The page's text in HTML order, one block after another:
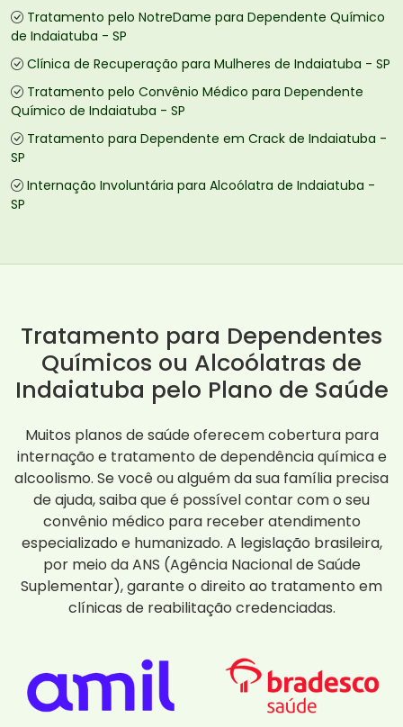
Tratamento pelo NotreDame para Dependente Químico
de Indaiatuba - SP
Clínica de Recuperação para Mulheres de Indaiatuba - SP
Tratamento pelo Convênio Médico para Dependente
Químico de Indaiatuba - SP
Tratamento para Dependente em Crack de Indaiatuba -
SP
Internação Involuntária para Alcoólatra de Indaiatuba -
SP
Tratamento para Dependentes
Químicos ou Alcoólatras de
Indaiatuba pelo Plano de Saúde
Muitos planos de saúde oferecem cobertura para
internação e tratamento de dependência química e
alcoolismo. Se você ou alguém da sua família precisa
de ajuda, saiba que é possível contar com o seu
convênio médico para receber atendimento
especializado e humanizado. A legislação brasileira,
por meio da ANS (Agência Nacional de Saúde
Suplementar), garante o direito ao tratamento em
clínicas de reabilitação credenciadas.